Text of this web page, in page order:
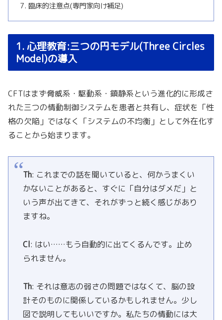
臨床的注意点(専門家向け補足)
1. 心理教育:三つの円モデル(Three Circles
Model)の導入
CFTはまず脅威系・駆動系・鎮静系という進化的に形成さ
れた三つの情動制御システムを患者と共有し、症状を「性
格の欠陥」ではなく「システムの不均衡」として外在化す
ることから始まります。
Th: これまでの話を聞いていると、何かうまくい
かないことがあると、すぐに「自分はダメだ」と
いう声が出てきて、それがずっと続く感じがあり
ますね。
Cl: はい……もう自動的に出てくるんです。止め
られません。
Th: それは意志の弱さの問題ではなくて、脳の設
計そのものに関係しているかもしれません。少し
図で説明してもいいですか。私たちの情動には大